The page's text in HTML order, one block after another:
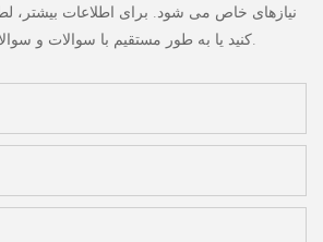
نیازهای خاص می شود. برای اطلاعات بیشتر،